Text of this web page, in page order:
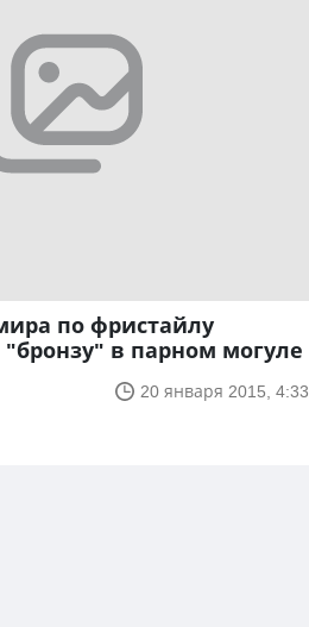
по фристайлу
в парном могуле
20 января 2015, 4:33